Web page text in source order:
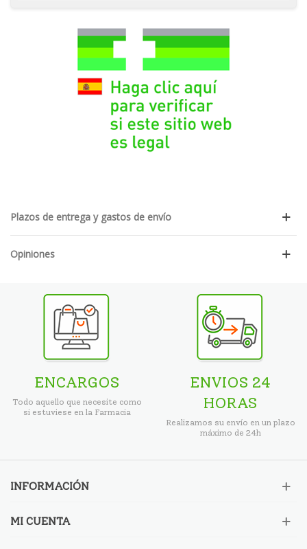
Plazos de entrega y gastos de envío
Opiniones
ENCARGOS
Todo aquello que necesite como
si estuviese en la Farmacia
ENVIOS 24
HORAS
Realizamos su envío en un plazo
máximo de 24h
INFORMACIÓN
MI CUENTA